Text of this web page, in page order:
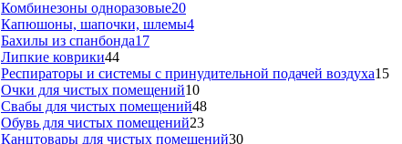
Комбинезоны одноразовые20
Капюшоны, шапочки, шлемы4
Бахилы из спанбонда17
Липкие коврики44
Респираторы и системы с принудительной подачей воздуха15
Очки для чистых помещений10
Свабы для чистых помещений48
Обувь для чистых помещений23
Канцтовары для чистых помещений30